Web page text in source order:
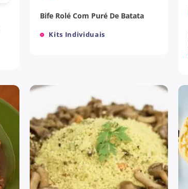
Kits Individuais
Bife Rolé Com Puré De Batata